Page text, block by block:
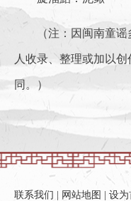
（注：因闽南童
人收录、整理或加以
同。）
联系我们 | 网站地图 | 设为